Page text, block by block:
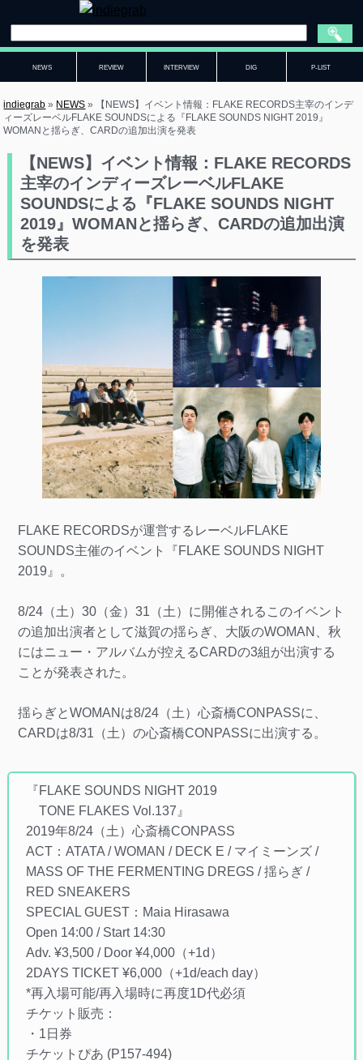
NEWS REVIEW INTERVIEW DIG P-LIST
indiegrab » NEWS »
【NEWS】イベント情報：FLAKE RECORDS主宰のインデ
ィーズレーベルFLAKE SOUNDSによる『FLAKE SOUNDS NIGHT 2019』
WOMANと揺らぎ、CARDの追加出演を発表
【NEWS】イベント情報：FLAKE RECORDS
主宰のインディーズレーベルFLAKE
SOUNDSによる『FLAKE SOUNDS NIGHT
2019』WOMANと揺らぎ、CARDの追加出演
を発表
FLAKE RECORDSが運営するレーベルFLAKE
SOUNDS主催のイベント『FLAKE SOUNDS NIGHT
2019』。
8/24（土）30（金）31（土）に開催されるこのイベント
の追加出演者として滋賀の揺らぎ、大阪のWOMAN、秋
にはニュー・アルバムが控えるCARDの3組が出演する
ことが発表された。
揺らぎとWOMANは8/24（土）心斎橋CONPASSに、
CARDは8/31（土）の心斎橋CONPASSに出演する。
『FLAKE SOUNDS NIGHT 2019
TONE FLAKES Vol.137』
2019年8/24（土）心斎橋CONPASS
ACT：ATATA / WOMAN / DECK E / マイミーンズ /
MASS OF THE FERMENTING DREGS / 揺らぎ /
RED SNEAKERS
SPECIAL GUEST：Maia Hirasawa
Open 14:00 / Start 14:30
Adv. ¥3,500 / Door ¥4,000（+1d）
2DAYS TICKET ¥6,000（+1d/each day）
*再入場可能/再入場時に再度1D代必須
チケット販売：
・1日券
チケットぴあ (P157-494)